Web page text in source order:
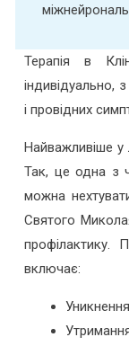
Терапія в
індивідуально,
і провідних
Найважливіше у
Так, це одна з
можна
Святого
профілактику.
включає: